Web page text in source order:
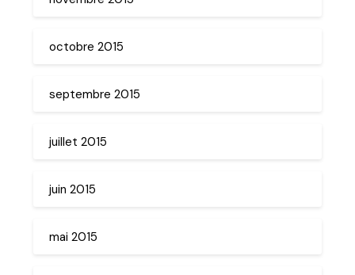
octobre 2015
septembre 2015
juillet 2015
juin 2015
mai 2015